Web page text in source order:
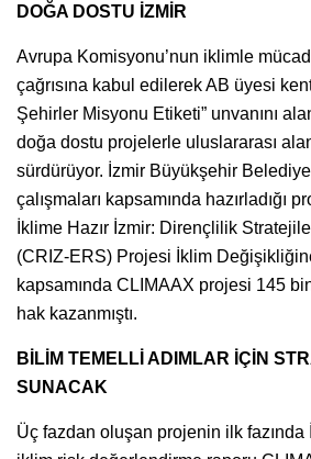
DOĞA DOSTU İZMİR
Avrupa Komisyonu’nun iklimle
çağrısına kabul edilerek AB üyesi
Şehirler Misyonu Etiketi” unvanını
doğa dostu projelerle uluslararası
sürdürüyor. İzmir Büyükşehir
çalışmaları kapsamında hazırladığı
İklime Hazır İzmir: Dirençlilik
(CRIZ-ERS) Projesi İklim
kapsamında CLIMAAX projesi 145
hak kazanmıştı.
BİLİM TEMELLİ ADIMLAR İÇİN
SUNACAK
Üç fazdan oluşan projenin ilk fazında